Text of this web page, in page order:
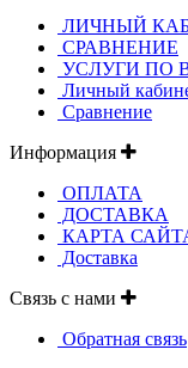
ЛИЧНЫЙ
СРАВНЕНИЕ
УСЛУГИ ПО
Личный
Сравнение
Информация
ОПЛАТА
ДОСТАВКА
КАРТА
Доставка
Связь с нами
Обратная связь